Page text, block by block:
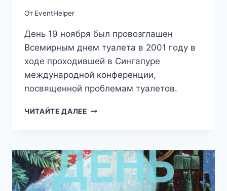
От EventHelper
День 19 ноября был провозглашен
Всемирным днем туалета в 2001 году в
ходе проходившей в Сингапуре
международной конференции,
посвященной проблемам туалетов.
ЧИТАЙТЕ ДАЛЕЕ19.11
ТУАЛЕТА